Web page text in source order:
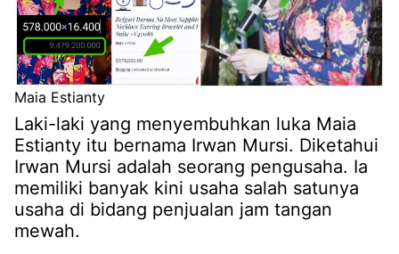
Maia Estianty
Laki-laki yang menyembuhkan luka Maia
Estianty itu bernama Irwan Mursi. Diketahui
Irwan Mursi adalah seorang pengusaha. Ia
memiliki banyak kini usaha salah satunya
usaha di bidang penjualan jam tangan
mewah.